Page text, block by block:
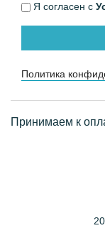
Я согласен с
Политика
Принимаем к